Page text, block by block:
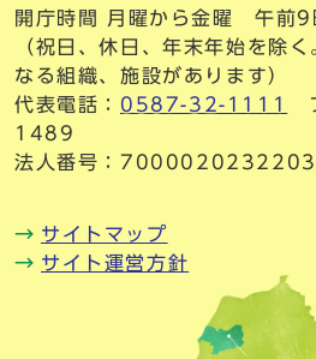
開庁時間 月曜から金曜 午前9
（祝日、休日、年末年始を除
なる組織、施設があります）
代表電話： 0587-32-1111
1489
法人番号：7000020232203
サイトマップ
サイト運営方針